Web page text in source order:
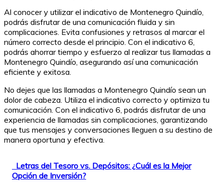
Al conocer y utilizar el indicativo de Montenegro Quindío,
podrás disfrutar de una comunicación fluida y sin
complicaciones. Evita confusiones y retrasos al marcar el
número correcto desde el principio. Con el indicativo 6,
podrás ahorrar tiempo y esfuerzo al realizar tus llamadas a
Montenegro Quindío, asegurando así una comunicación
eficiente y exitosa.
No dejes que las llamadas a Montenegro Quindío sean un
dolor de cabeza. Utiliza el indicativo correcto y optimiza tu
comunicación. Con el indicativo 6, podrás disfrutar de una
experiencia de llamadas sin complicaciones, garantizando
que tus mensajes y conversaciones lleguen a su destino de
manera oportuna y efectiva.
Letras del Tesoro vs. Depósitos: ¿Cuál es la Mejor
Opción de Inversión?